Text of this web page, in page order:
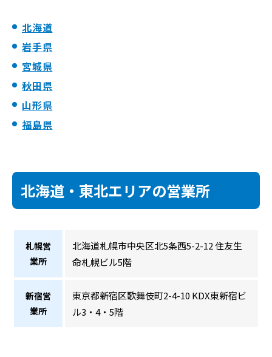
北海道
岩手県
宮城県
秋田県
山形県
福島県
北海道・東北エリアの営業所
札幌営
業所
北海道札幌市中央区北5条西5-2-12 住友生
命札幌ビル5階
新宿営
業所
東京都新宿区歌舞伎町2-4-10 KDX東新宿ビ
ル3・4・5階